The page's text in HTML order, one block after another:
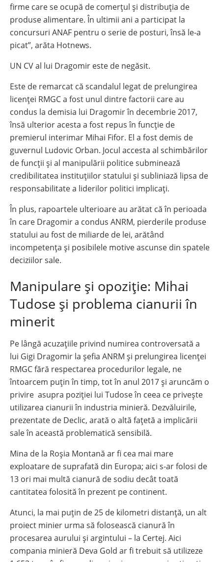
firme care se ocupă de comerțul și distribuția de
produse alimentare. În ultimii ani a participat la
concursuri ANAF pentru o serie de posturi, însă le-a
picat”, arăta Hotnews.
UN CV al lui Dragomir este de negăsit.
Este de remarcat că scandalul legat de prelungirea
licenței RMGC a fost unul dintre factorii care au
condus la demisia lui Dragomir în decembrie 2017,
însă ulterior acesta a fost repus în funcție de
premierul interimar Mihai Fifor. El a fost demis de
guvernul Ludovic Orban. Jocul accesta al schimbărilor
de funcții și al manipulării politice subminează
credibilitatea instituțiilor statului și subliniază lipsa de
responsabilitate a liderilor politici implicați.
În plus, rapoartele ulterioare au arătat că în perioada
în care Dragomir a condus ANRM, pierderile produse
statului au fost de miliarde de lei, arătând
incompetența și posibilele motive ascunse din spatele
deciziilor sale.
Manipulare și opoziție: Mihai
Tudose și problema cianurii în
minerit
Pe lângă acuzațiile privind numirea controversată a
lui Gigi Dragomir la șefia ANRM și prelungirea licenței
RMGC fără respectarea procedurilor legale, ne
întoarcem puțin în timp, tot în anul 2017 și aruncăm o
privire asupra poziției lui Tudose în ceea ce privește
utilizarea cianurii în industria minieră. Dezvăluirile,
prezentate de Declic, arată o altă fațetă a implicării
sale în această problematică sensibilă.
Mina de la Roșia Montană ar fi cea mai mare
exploatare de suprafată din Europa; aici s-ar folosi de
13 ori mai multă cianură de sodiu decât toată
cantitatea folosită în prezent pe continent.
Atunci, la mai puțin de 25 de kilometri distanță, un alt
proiect minier urma să folosească cianură în
procesarea aurului și argintului – la Certej. Aici
compania minieră Deva Gold ar fi trebuit să utilizeze